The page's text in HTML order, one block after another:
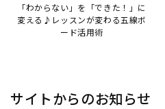
「わからない」を「できた！」に
変える♪レッスンが変わる五線ボ
ード活用術
サイトからのお知らせ